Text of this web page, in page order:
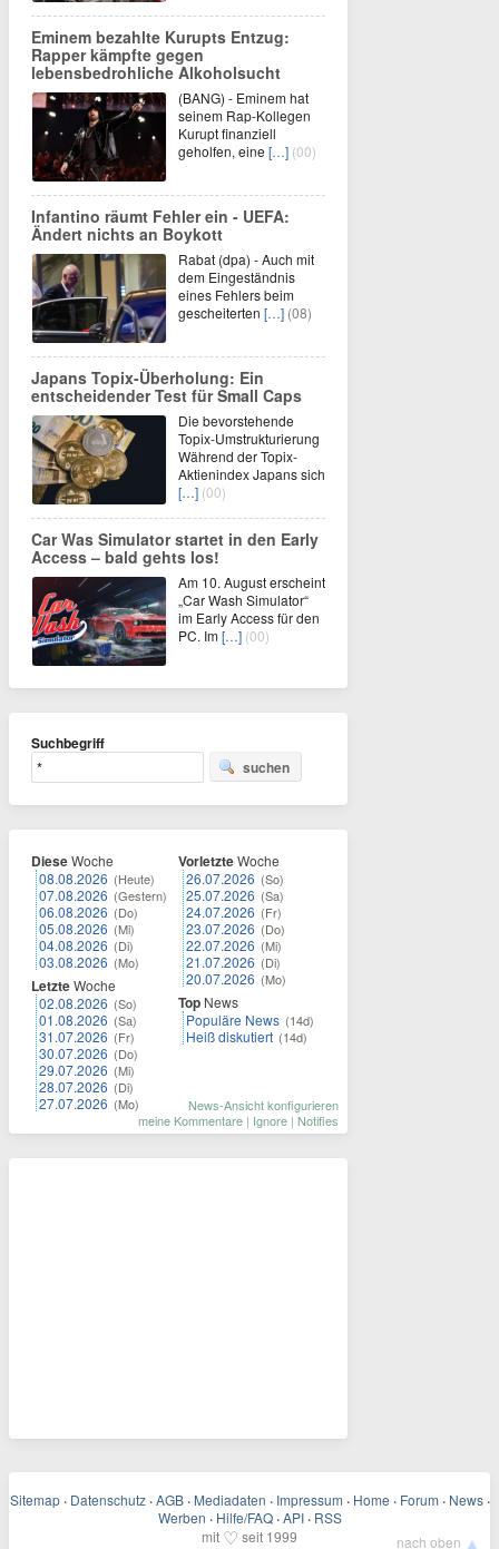
Eminem bezahlte Kurupts Entzug:
Rapper kämpfte gegen
lebensbedrohliche Alkoholsucht
(BANG) - Eminem hat
seinem Rap-Kollegen
Kurupt finanziell
geholfen, eine […] (00)
Infantino räumt Fehler ein - UEFA:
Ändert nichts an Boykott
Rabat (dpa) - Auch mit
dem Eingeständnis
eines Fehlers beim
gescheiterten […] (08)
Japans Topix-Überholung: Ein
entscheidender Test für Small Caps
Die bevorstehende
Topix-Umstrukturierung
Während der Topix-
Aktienindex Japans sich
[…] (00)
Car Was Simulator startet in den Early
Access – bald gehts los!
Am 10. August erscheint
„Car Wash Simulator“
im Early Access für den
PC. Im[…] (00)
Suchbegriff
suchen
DieseWoche
08.08.2026 (Heute)
07.08.2026 (Gestern)
06.08.2026 (Do)
05.08.2026 (Mi)
04.08.2026 (Di)
03.08.2026 (Mo)
LetzteWoche
02.08.2026 (So)
01.08.2026 (Sa)
31.07.2026 (Fr)
30.07.2026 (Do)
29.07.2026 (Mi)
28.07.2026 (Di)
27.07.2026 (Mo)
VorletzteWoche
26.07.2026 (So)
25.07.2026 (Sa)
24.07.2026 (Fr)
23.07.2026 (Do)
22.07.2026 (Mi)
21.07.2026 (Di)
20.07.2026 (Mo)
Top News
Populäre News (14d)
Heiß diskutiert (14d)
News-Ansicht konfigurieren
meine Kommentare | Ignore | Notifies
Sitemap · Datenschutz · AGB · Mediadaten · Impressum · Home · Forum · News ·
Werben · Hilfe/FAQ · API · RSS
mit ♡ seit 1999 nach oben ▲